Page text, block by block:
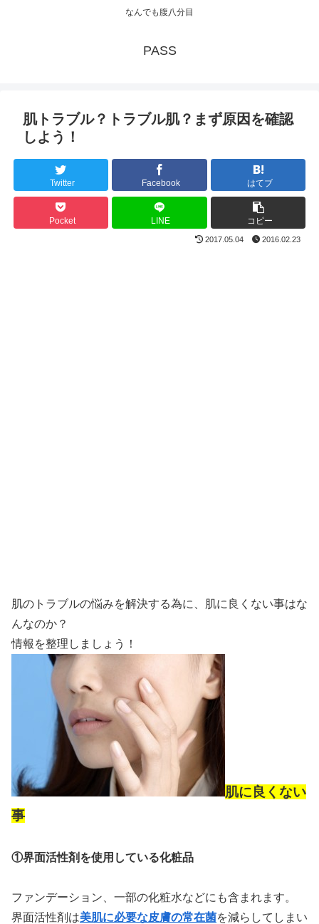
なんでも腹八分目
PASS
肌トラブル？トラブル肌？まず原因を確認
しよう！
Twitter Facebook はてブ
Pocket LINE コピー
2017.05.04 2016.02.23
肌のトラブルの悩みを解決する為に、
肌に良くない事はな
んなのか？
情報を整理しましょう！
肌に良くない
事
①界面活性剤を使用している化粧品
ファンデーション、一部の化粧水などにも含まれます。
界面活性剤は美肌に必要な皮膚の常在菌を減らしてしまい